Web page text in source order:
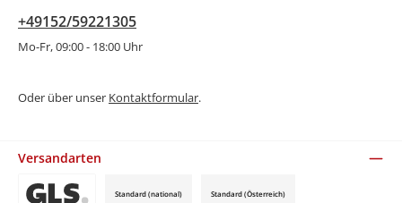
+49152/59221305
Mo-Fr, 09:00 - 18:00 Uhr
Oder über unser Kontaktformular.
Versandarten
Standard (national) Standard (Österreich)